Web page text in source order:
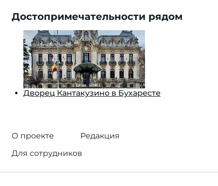
Достопримечательности рядом
Дворец Кантакузино в Бухаресте
О проекте
Редакция
Для сотрудников